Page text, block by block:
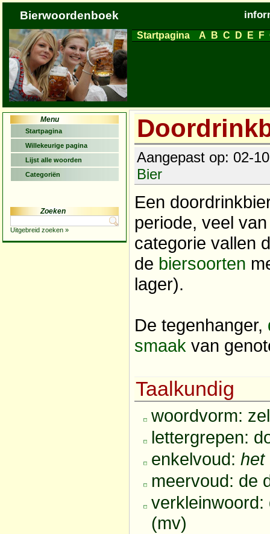
Bierwoordenboek
Startpagina A B C D E F
Menu
Startpagina
Willekeurige pagina
Lijst alle woorden
Categoriën
Zoeken
Uitgebreid zoeken »
Aangepast op: 02-
Bier
Een
periode, veel
categorie vallen
de biersoorten
lager).
De tegenhanger,
smaak van
Taalkundig
woordvorm:
lettergrepen:
enkelvoud: het
meervoud: de
(mv)